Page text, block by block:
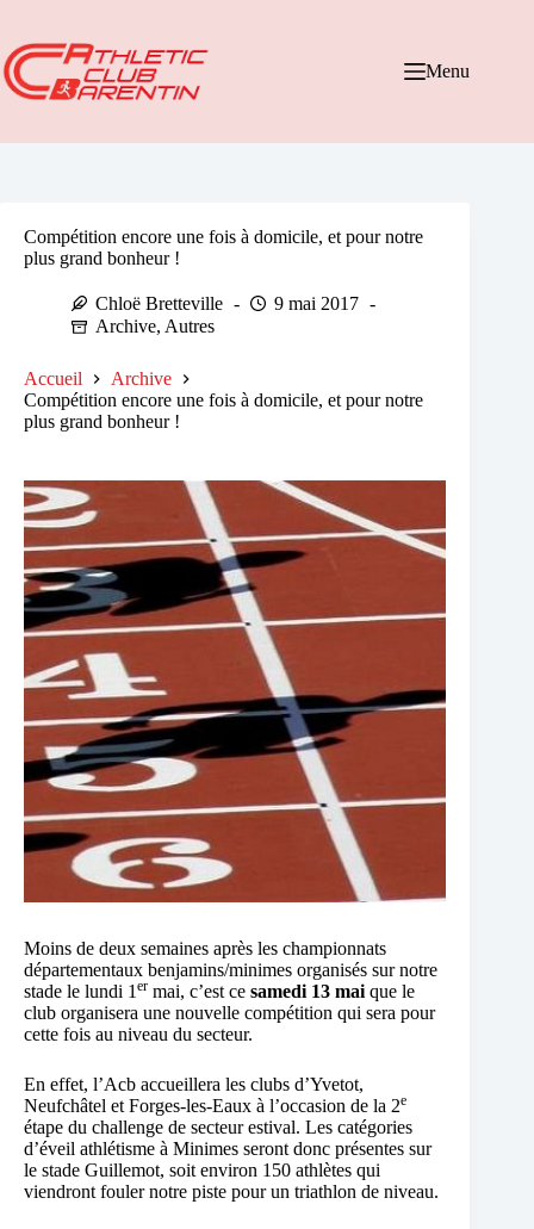
contenu
Menu
Compétition encore une fois à domicile, et pour notre
plus grand bonheur !
Chloë Bretteville
9 mai 2017
Archive, Autres
Accueil
Archive
Compétition encore une fois à domicile, et pour notre
plus grand bonheur !
Moins de deux semaines après les championnats
départementaux benjamins/minimes organisés sur notre
stade le lundi 1 er mai, c’est ce samedi 13 mai que le
club organisera une nouvelle compétition qui sera pour
cette fois au niveau du secteur.
En effet, l’Acb accueillera les clubs d’Yvetot,
Neufchâtel et Forges-les-Eaux à l’occasion de la 2e
étape du challenge de secteur estival. Les catégories
d’éveil athlétisme à Minimes seront donc présentes sur
le stade Guillemot, soit environ 150 athlètes qui
viendront fouler notre piste pour un triathlon de niveau.